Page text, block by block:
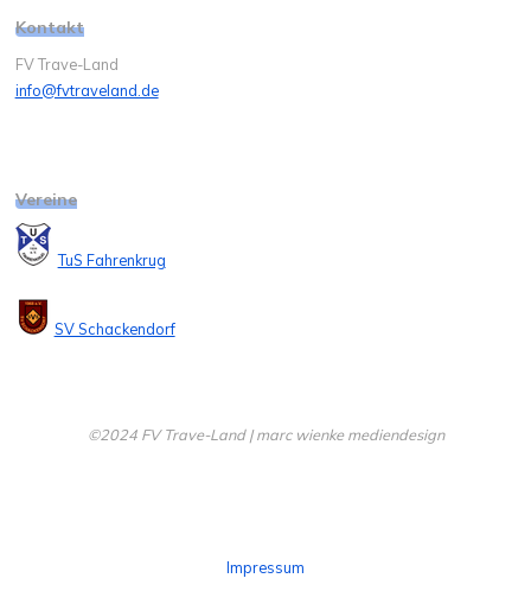
Kontakt
FV Trave-Land
info@fvtraveland.de
Vereine
TuS Fahrenkrug
SV Schackendorf
©2024 FV Trave-Land | marc wienke mediendesign
Impressum